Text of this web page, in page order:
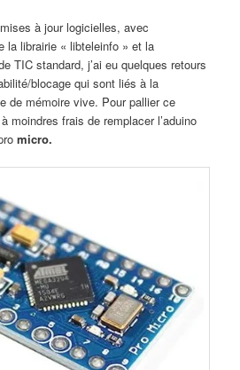
à jour logicielles, avec
la librairie « libteleinfo » et la
TIC standard, j’ai eu quelques retours
blocage qui sont liés à la
de mémoire vive. Pour pallier ce
moindres frais de remplacer l’aduino
micro.